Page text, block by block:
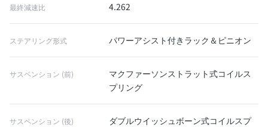
最終減速比 4.262
ステアリング形式 パワーアシスト付きラック＆ピニオン
サスペンション (前)
マクファーソンストラット式コイルス
プリング
サスペンション (後)
ダブルウイッシュボーン式コイルスプ